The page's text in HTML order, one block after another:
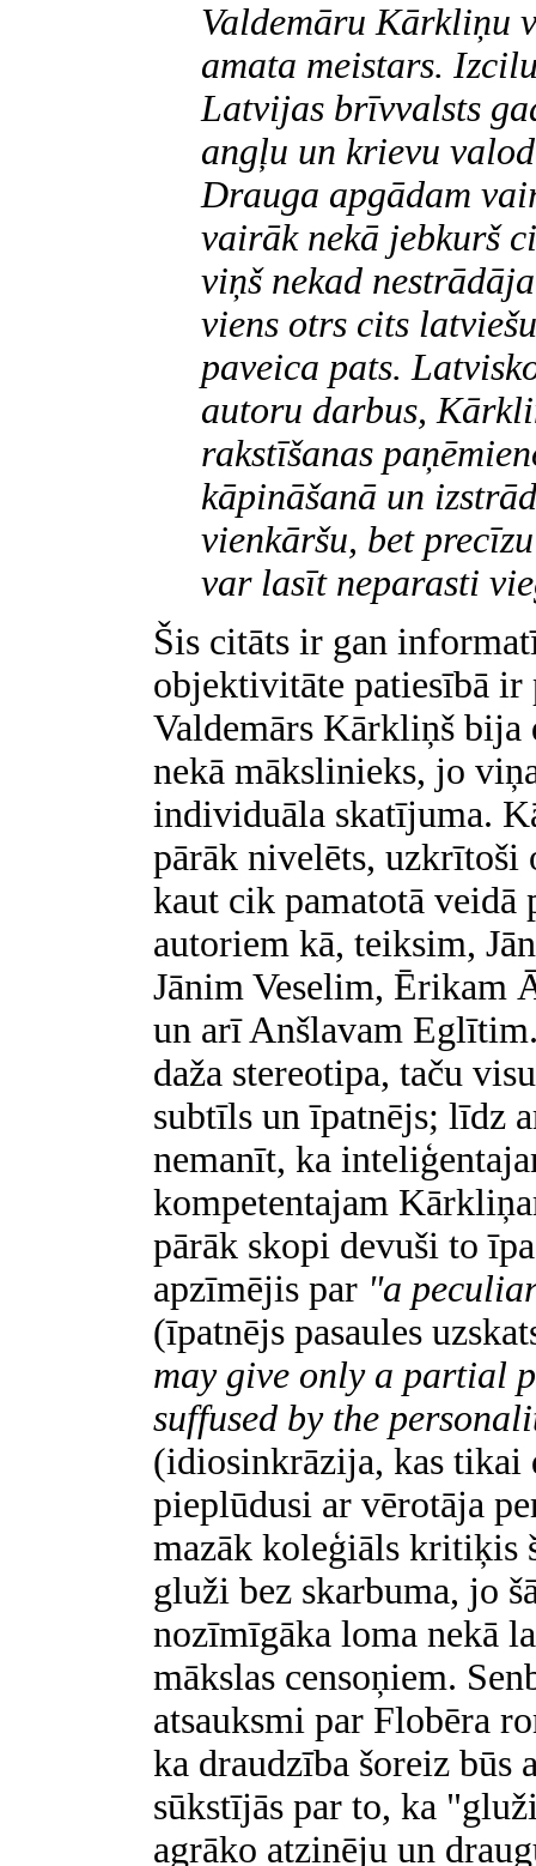
Valdemāru Kārkliņu
amata meistars.
Latvijas brīvvalsts
angļu un krievu
Drauga apgādam
vairāk nekā jebkurš
viņš nekad
viens otrs cits
paveica pats.
autoru darbus,
rakstīšanas
kāpināšanā un
vienkāršu, bet
var lasīt neparasti
Šis citāts ir gan
objektivitāte patiesībā ir
Valdemārs Kārkliņš bija
nekā mākslinieks, jo
individuāla skatījuma.
pārāk nivelēts, uzkrītoši
kaut cik pamatotā
autoriem kā, teiksim,
Jānim Veselim, Ērikam
un arī Anšlavam
daža stereotipa, taču
subtīls un īpatnējs; līdz
nemanīt, ka
kompetentajam
pārāk skopi devuši to
apzīmējis par "a
(īpatnējs pasaules
may give only a partial
suffused by the
(idiosinkrāzija, kas tikai
pieplūdusi ar vērotāja
mazāk koleģiāls kritiķis
gluži bez skarbuma, jo
nozīmīgāka loma nekā
mākslas censoņiem.
atsauksmi par Flobēra
ka draudzība šoreiz būs
sūkstījās par to, ka
agrāko atzinēju un